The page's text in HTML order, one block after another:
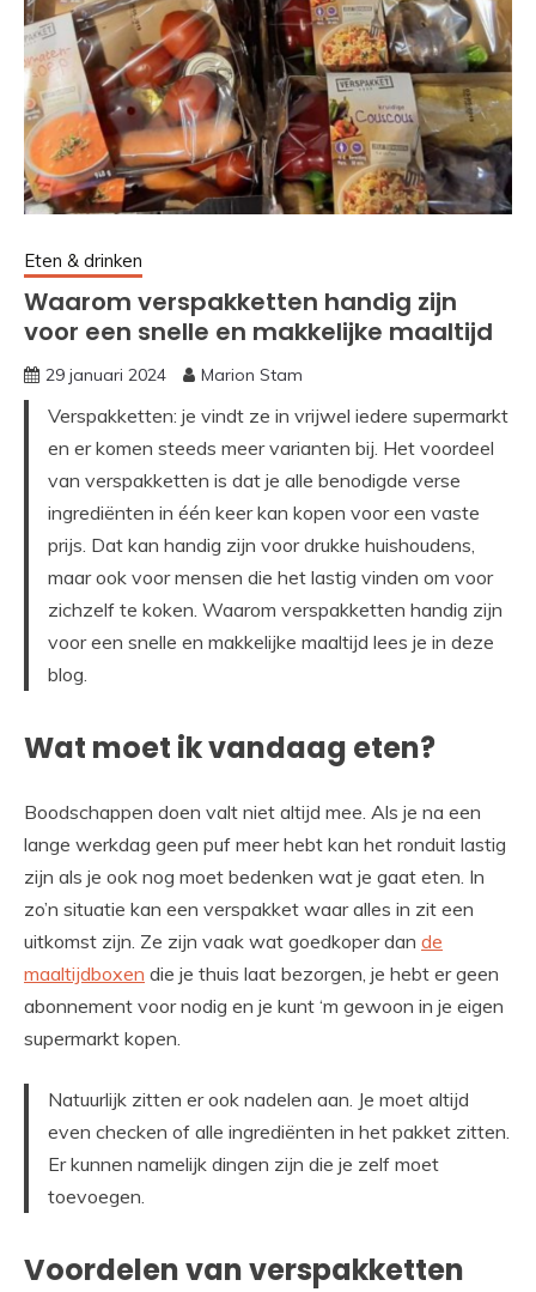
Eten & drinken
Waarom verspakketten handig zijn
voor een snelle en makkelijke maaltijd
29 januari 2024 Marion Stam
Verspakketten: je vindt ze in vrijwel iedere supermarkt
en er komen steeds meer varianten bij. Het voordeel
van verspakketten is dat je alle benodigde verse
ingrediënten in één keer kan kopen voor een vaste
prijs. Dat kan handig zijn voor drukke huishoudens,
maar ook voor mensen die het lastig vinden om voor
zichzelf te koken. Waarom verspakketten handig zijn
voor een snelle en makkelijke maaltijd lees je in deze
blog.
Wat moet ik vandaag eten?
Boodschappen doen valt niet altijd mee. Als je na een
lange werkdag geen puf meer hebt kan het ronduit lastig
zijn als je ook nog moet bedenken wat je gaat eten. In
zo’n situatie kan een verspakket waar alles in zit een
uitkomst zijn. Ze zijn vaak wat goedkoper dan de
maaltijdboxen die je thuis laat bezorgen, je hebt er geen
abonnement voor nodig en je kunt ‘m gewoon in je eigen
supermarkt kopen.
Natuurlijk zitten er ook nadelen aan. Je moet altijd
even checken of alle ingrediënten in het pakket zitten.
Er kunnen namelijk dingen zijn die je zelf moet
toevoegen.
Voordelen van verspakketten